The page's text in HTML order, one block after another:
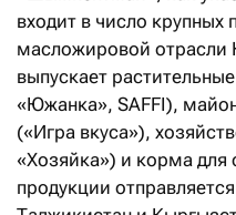
входит в число крупных
масложировой отрасли
выпускает
«Южанка», SAFFI),
(«Игра вкуса»),
«Хозяйка») и корма для
продукции